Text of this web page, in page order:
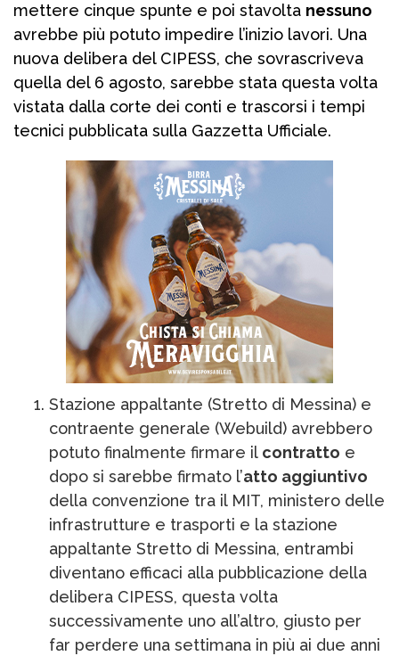
mettere cinque spunte e poi stavolta nessuno
avrebbe più potuto impedire l’inizio lavori. Una
nuova delibera del CIPESS, che sovrascriveva
quella del 6 agosto, sarebbe stata questa volta
vistata dalla corte dei conti e trascorsi i tempi
tecnici pubblicata sulla Gazzetta Ufficiale.
Stazione appaltante (Stretto di Messina) e
contraente generale (Webuild) avrebbero
potuto finalmente firmare il contratto e
dopo si sarebbe firmato l’atto aggiuntivo
della convenzione tra il MIT, ministero delle
infrastrutture e trasporti e la stazione
appaltante Stretto di Messina, entrambi
diventano efficaci alla pubblicazione della
delibera CIPESS, questa volta
successivamente uno all’altro, giusto per
far perdere una settimana in più ai due anni